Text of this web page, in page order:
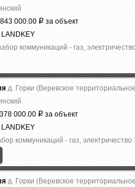
000.00 Р за объект
коммуникаций - газ,
д. Горки (Веревское
000.00 Р за объект
коммуникаций - газ,
д. Горки (Веревское